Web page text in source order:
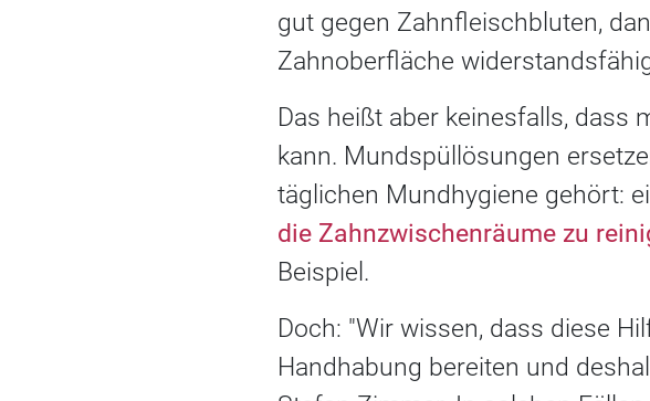
gut gegen Zahnfleischbluten,
Zahnoberfläche
Das heißt aber keinesfalls, dass
kann. Mundspüllösungen
täglichen Mundhygiene gehört:
die Zahnzwischenräume zu
Beispiel.
Doch: "Wir wissen, dass diese
Handhabung bereiten und